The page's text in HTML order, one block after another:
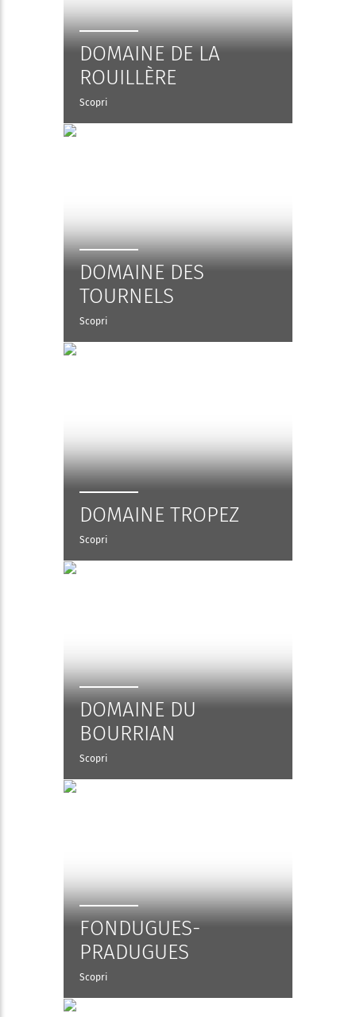
DOMAINE DE LA
ROUILLÈRE
Scopri
DOMAINE DES
TOURNELS
Scopri
DOMAINE TROPEZ
Scopri
DOMAINE DU
BOURRIAN
Scopri
FONDUGUES-
PRADUGUES
Scopri